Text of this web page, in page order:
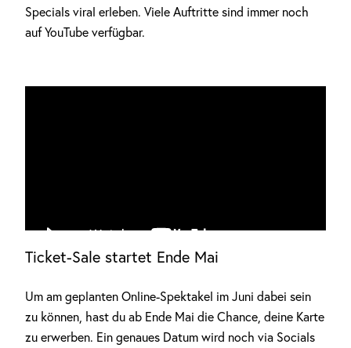
Specials viral erleben. Viele Auftritte sind immer noch
auf YouTube verfügbar.
Anzeige
Ticket-Sale startet Ende Mai
Um am geplanten Online-Spektakel im Juni dabei sein
zu können, hast du ab Ende Mai die Chance, deine Karte
zu erwerben. Ein genaues Datum wird noch via Socials